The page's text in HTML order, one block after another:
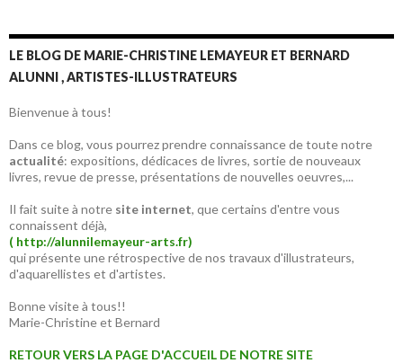
LE BLOG DE MARIE-CHRISTINE LEMAYEUR ET BERNARD
ALUNNI , ARTISTES-ILLUSTRATEURS
Bienvenue à tous!
Dans ce blog, vous pourrez prendre connaissance de toute notre
actualité: expositions, dédicaces de livres, sortie de nouveaux
livres, revue de presse, présentations de nouvelles oeuvres,...
Il fait suite à notre site internet, que certains d'entre vous
connaissent déjà,
( http://alunnilemayeur-arts.fr)
qui présente une rétrospective de nos travaux d'illustrateurs,
d'aquarellistes et d'artistes.
Bonne visite à tous!!
Marie-Christine et Bernard
RETOUR VERS LA PAGE D'ACCUEIL DE NOTRE SITE